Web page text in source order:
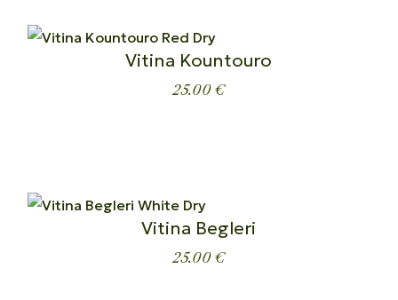
Vitina Kountouro
25.00€
Vitina Begleri
25.00€